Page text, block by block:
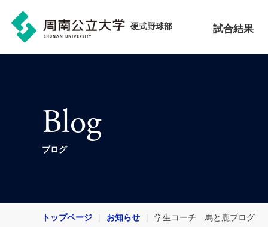
硬式野球部 試合結果
Blog
ブログ
トップページ お知らせ 学生コーチ 馬と鹿ブログ